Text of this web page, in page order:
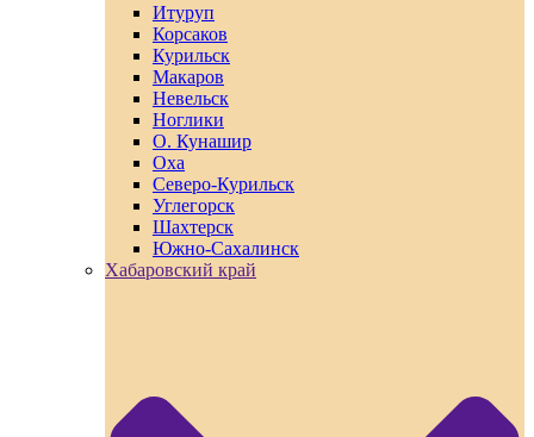
Итуруп
Корсаков
Курильск
Макаров
Невельск
Ноглики
О. Кунашир
Оха
Северо-Курильск
Углегорск
Шахтерск
Южно-Сахалинск
Хабаровский край